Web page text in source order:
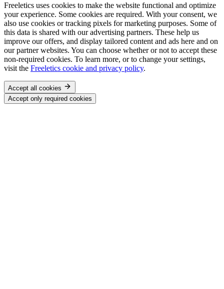
Freeletics uses cookies to make the website functional and optimize
your experience. Some cookies are required. With your consent, we
also use cookies or tracking pixels for marketing purposes. Some of
this data is shared with our advertising partners. These help us
improve our offers, and display tailored content and ads here and on
our partner websites. You can choose whether or not to accept these
non-required cookies. To learn more, or to change your settings,
visit the Freeletics cookie and privacy policy.
Accept all cookies
Accept only required cookies